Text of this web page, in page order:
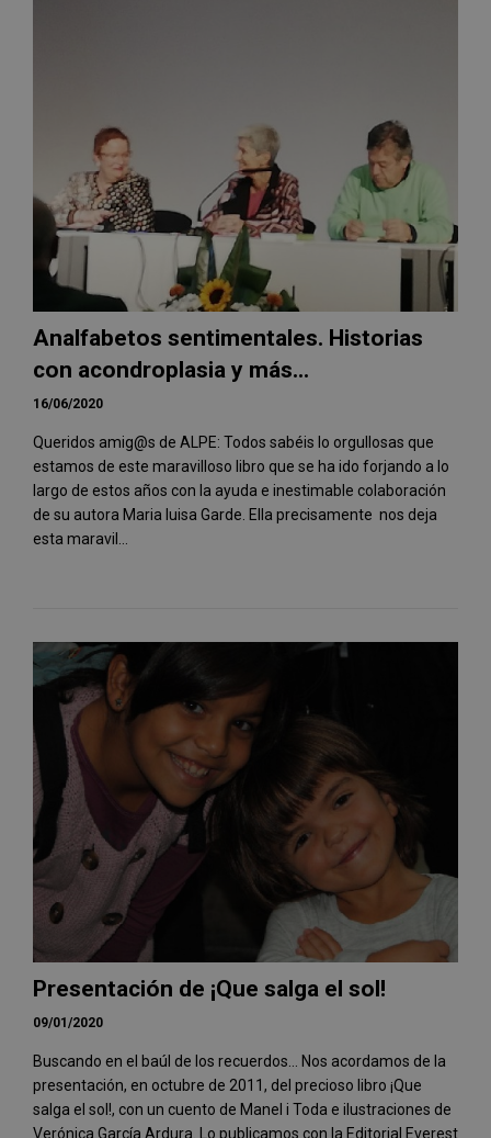
Analfabetos sentimentales. Historias
con acondroplasia y más...
16/06/2020
Queridos amig@s de ALPE: Todos sabéis lo orgullosas que
estamos de este maravilloso libro que se ha ido forjando a lo
largo de estos años con la ayuda e inestimable colaboración
de su autora Maria luisa Garde. Ella precisamente nos deja
esta maravil...
Presentación de ¡Que salga el sol!
09/01/2020
Buscando en el baúl de los recuerdos... Nos acordamos de la
presentación, en octubre de 2011, del precioso libro ¡Que
salga el sol!, con un cuento de Manel i Toda e ilustraciones de
Verónica García Ardura. Lo publicamos con la Editorial Everest